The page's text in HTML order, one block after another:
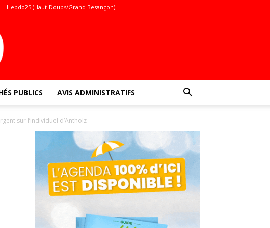
Hebdo25 (Haut-Doubs/Grand Besançon)
PUBLICS AVIS ADMINISTRATIFS
sur l’individuel d’Antholz